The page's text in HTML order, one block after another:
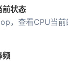
前状态
，查看CPU当前
频